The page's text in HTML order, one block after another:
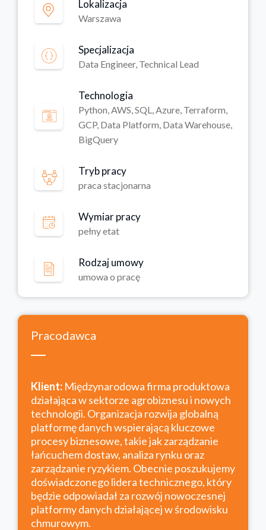
Lokalizacja
Warszawa
Specjalizacja
Data Engineer, Technical Lead
Technologia
Python, AWS, SQL, Azure, Terraform,
GCP, Data Platform, Data Warehouse,
BigQuery
Tryb pracy
praca stacjonarna
Wymiar pracy
pełny etat
Rodzaj umowy
umowa o pracę
Pracodawca
Klient: Międzynarodowa firma produktowa
działająca w sektorze agrobiznesu i nowych
technologii. Organizacja rozwija globalną
platformę danych wspierającą kluczowe
procesy biznesowe, takie jak zarządzanie
łańcuchem dostaw, analiza rynku oraz
zarządzanie ryzykiem. Obecnie poszukujemy
doświadczonego lidera technicznego, który
będzie odpowiadał za rozwój nowoczesnej
platformy danych działającej w środowisku
chmurowym.